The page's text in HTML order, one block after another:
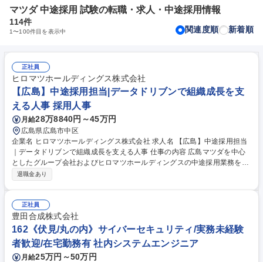
マツダ 中途採用 試験の転職・求人・中途採用情報
114件
1〜100件目を表示中 関連度順 新着順
正社員
ヒロマツホールディングス株式会社
【広島】中途採用担当|データドリブンで組織成長を支
える人事 採用人事
月給28万8840円～45万円
広島県広島市中区
企業名 ヒロマツホールディングス株式会社 求人名 【広島】中途採用担当
｜データドリブンで組織成長を支える人事 仕事の内容 広島マツダを中心
としたグループ会社およびヒロマツホールディングスの中途採用業務を中
心に人事業務全般を担当します。地域に根ざした安定した経営基盤のも
体、ダイレクトリクルーティング等） ■エージェント管理および採用デー
タの分析・改善提案 ■応募数・通過率などのモニタリングと施策立案 ■選
考プロセスの管理・改善（書類選考、日程調整、面接同席等） ■内定条件
調整、入社手続き、内定者フォロー 他人事関連業務 募集職種 【広島】中
途採用担当｜データドリブンで組織成長を支える人事
退職金あり
正社員
豊田合成株式会社
162《伏見/丸の内》サイバーセキュリティ/実務未経験
者歓迎/在宅勤務有 社内システムエンジニア
月給25万円～50万円